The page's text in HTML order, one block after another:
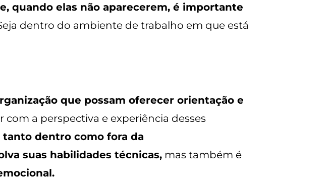
quando elas não aparecerem, é importante
dentro do ambiente de trabalho em que está
que possam oferecer orientação e
com a perspectiva e experiência desses
dentro como fora da
suas habilidades técnicas, mas também é